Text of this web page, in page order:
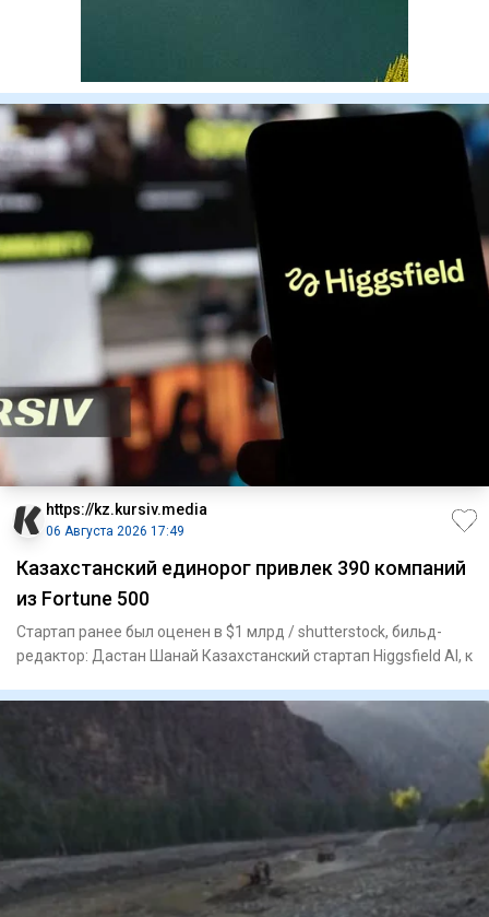
https://kz.kursiv.media
06 Августа 2026 17:49
Казахстанский единорог привлек 390 компаний
из Fortune 500
Стартап ранее был оценен в $1 млрд / shutterstock, бильд-
редактор: Дастан Шанай Казахстанский стартап Higgsfield AI, к